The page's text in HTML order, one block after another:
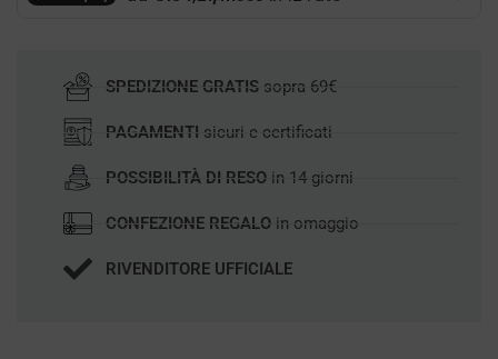
SPEDIZIONE GRATISsopra 69€
PAGAMENTI sicuri e certificati
POSSIBILITÀ DI RESO in 14 giorni
CONFEZIONE REGALOin omaggio
RIVENDITORE UFFICIALE